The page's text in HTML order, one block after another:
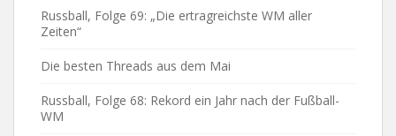
Russball, Folge 69: „Die ertragreichste WM aller
Zeiten“
Die besten Threads aus dem Mai
Russball, Folge 68: Rekord ein Jahr nach der Fußball-
WM